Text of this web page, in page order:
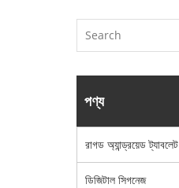
পণ্য
রাগড অ্যান্ড্রয়েড ট্যাবলেট
ডিজিটাল সিগনেজ